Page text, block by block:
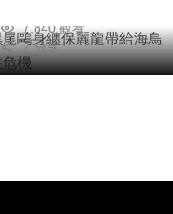
7,840 觀看
2 分享